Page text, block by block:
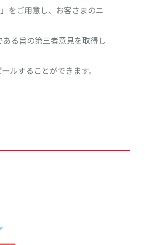
をご用意し、お客さまのニ
る旨の第三者意見を取得し
ルすることができます。